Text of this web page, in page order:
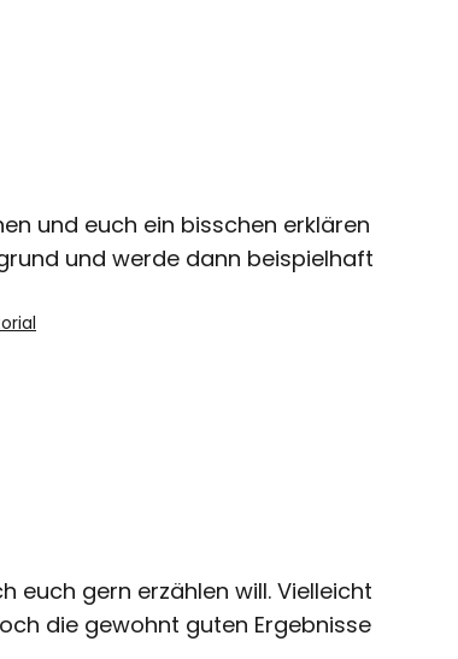
und euch ein bisschen erklären
und werde dann beispielhaft
euch gern erzählen will. Vielleicht
die gewohnt guten Ergebnisse